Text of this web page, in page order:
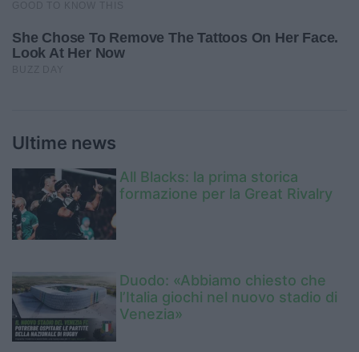
Ultime news
All Blacks: la prima storica
formazione per la Great Rivalry
Duodo: «Abbiamo chiesto che
l’Italia giochi nel nuovo stadio di
Venezia»